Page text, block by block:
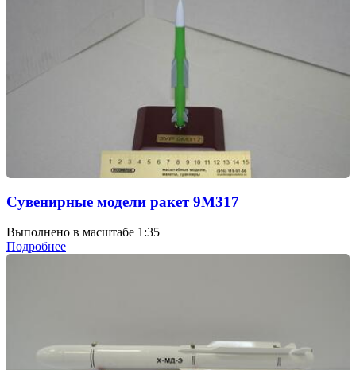
Сувенирные модели ракет 9М317
Выполнено в масштабе 1:35
Подробнее